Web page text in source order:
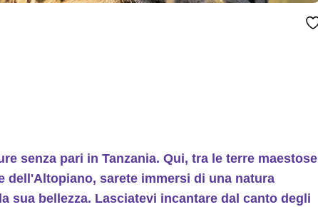
senza pari in Tanzania. Qui, tra le terre maestose
dell'Altopiano, sarete immersi di una natura
sua bellezza. Lasciatevi incantare dal canto degli